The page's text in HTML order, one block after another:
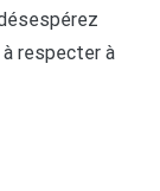
respecter à